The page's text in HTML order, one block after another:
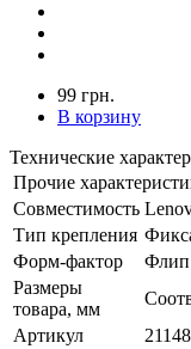
99 грн.
В корзину
Технические
Прочие
Совместимость
Тип крепления
Форм-фактор
Флип
Размеры
товара, мм
Артикул